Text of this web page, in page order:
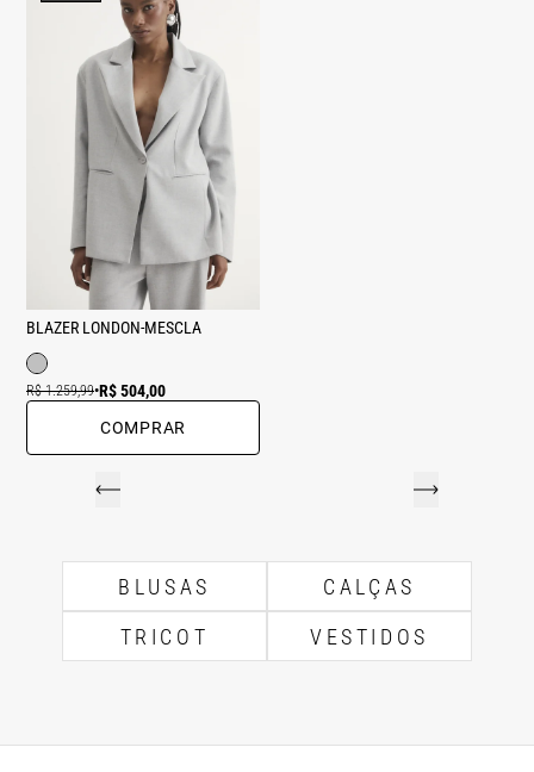
BLAZER LONDON-MESCLA
R$ 1.259,99•R$ 504,00
COMPRAR
BLUSAS
CALÇAS
TRICOT
VESTIDOS